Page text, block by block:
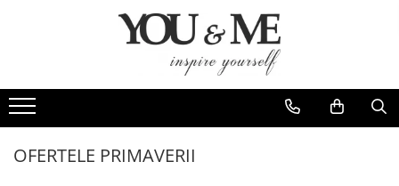
Bluze si camasi
Pantaloni
Geci si jachete
Genti
Esarfe
Coliere si brose
OFERTELE PRIMAVERII